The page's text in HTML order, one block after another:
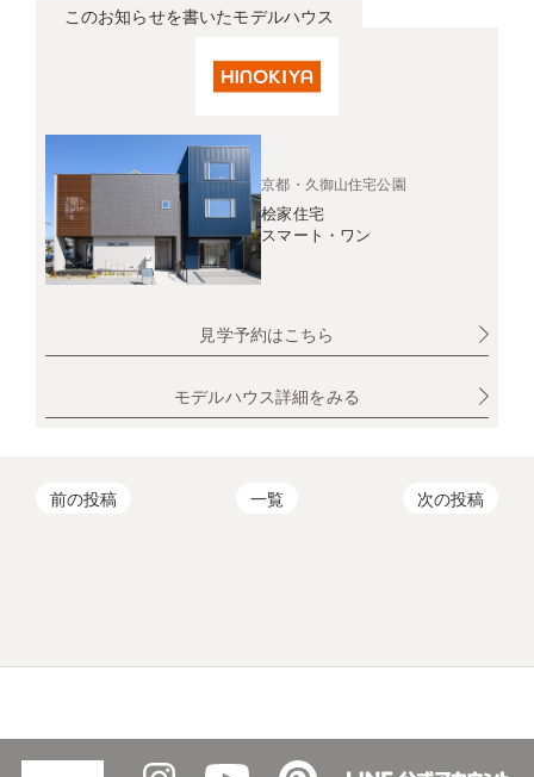
このお知らせを書いたモデルハウス
京都・久御山住宅公園
桧家住宅
スマート・ワン
見学予約はこちら
モデルハウス詳細をみる
前の投稿 一覧 次の投稿